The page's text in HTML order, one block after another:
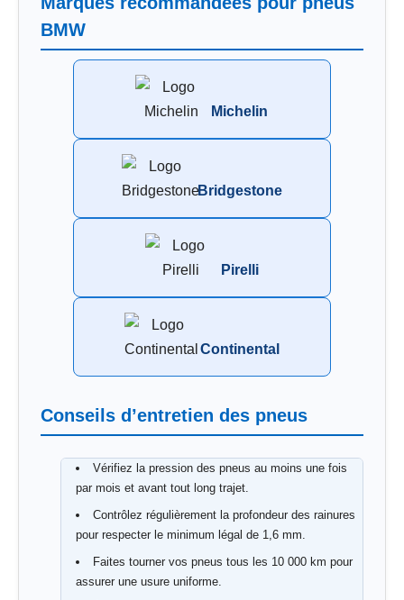
BMW
Michelin
Bridgestone
Pirelli
Continental
Conseils d’entretien des pneus
Vérifiez la pression des pneus au moins une fois
par mois et avant tout long trajet.
Contrôlez régulièrement la profondeur des rainures
pour respecter le minimum légal de 1,6 mm.
Faites tourner vos pneus tous les 10 000 km pour
assurer une usure uniforme.